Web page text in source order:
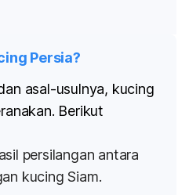
Persia?
asal-usulnya, kucing
Berikut
persilangan antara
kucing Siam.